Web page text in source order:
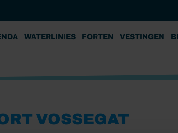
WATERLINIES FORTEN VESTINGEN
VOSSEGAT